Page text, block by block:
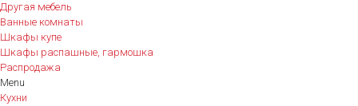
Другая мебель
Ванные комнаты
Шкафы купе
Шкафы распашные, гармошка
Распродажа
Menu
Кухни